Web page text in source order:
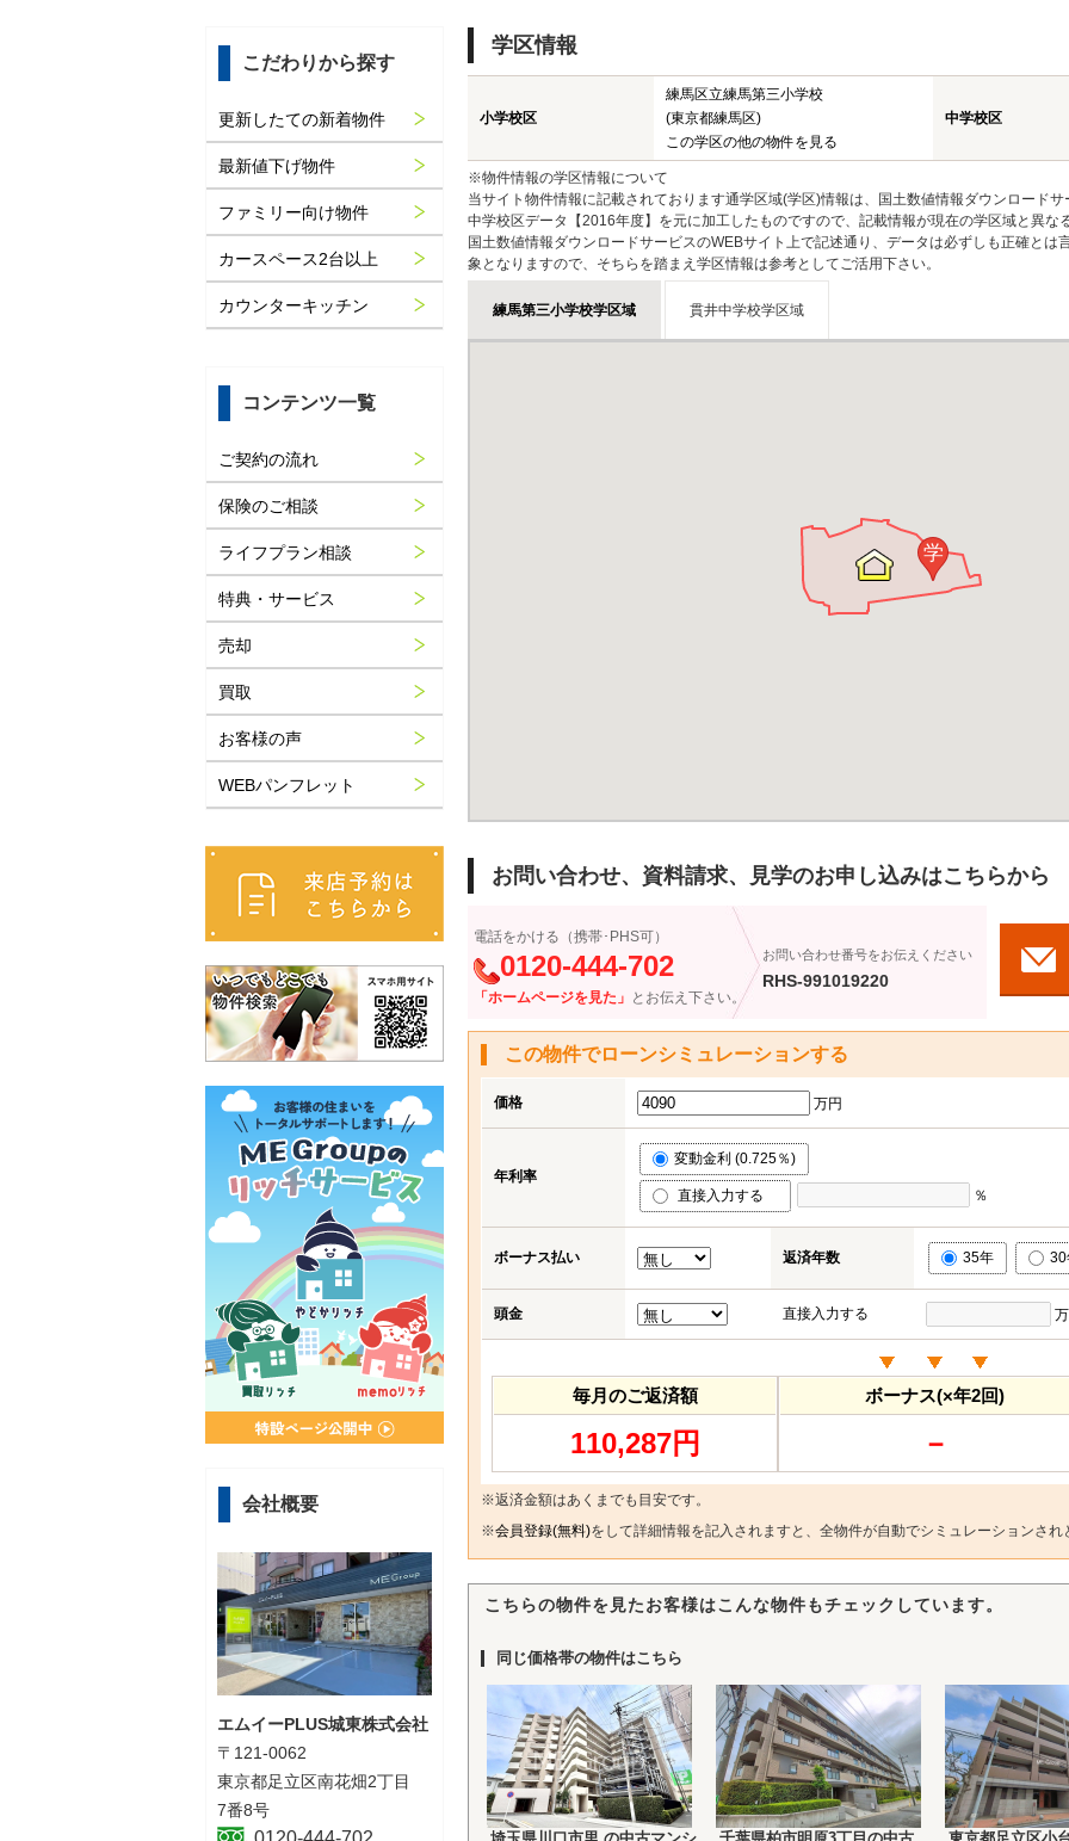
学区情報
小学校区
練馬区立練馬第三小学校
(東京都練馬区)
この学区の他の物件を見る
中学校区
※物件情報の学区情報について
当サイト物件情報に記載されております通学区域(学区)情報は、国土数値情報ダウンロード
中学校区データ【2016年度】を元に加工したものですので、記載情報が現在の学区域と異な
国土数値情報ダウンロードサービスのWEBサイト上で記述通り、データは必ずしも正確と
象となりますので、そちらを踏まえ学区情報は参考としてご活用下さい。
練馬第三小学校学区域 貫井中学校学区域
学
お問い合わせ、資料請求、見学のお申し込みはこちらから
電話をかける（携帯･PHS可）
0120-444-702
「ホームページを見た」 とお伝え下さい。
お問い合わせ番号をお伝えください
RHS-991019220
この物件でローンシミュレーションする
価格 万円
年利率
変動金利 (0.725％)
直接入力する ％
ボーナス払い 返済年数 35年 30
頭金 直接入力する
毎月のご返済額
110,287円
ボーナス(×年2回)
－
※返済金額はあくまでも目安です。
※会員登録(無料)をして詳細情報を記入されますと、全物件が自動でシミュレーションされ
こちらの物件を見たお客様はこんな物件もチェックしています。
同じ価格帯の物件はこちら
こだわりから探す
更新したての新着物件
最新値下げ物件
ファミリー向け物件
カースペース2台以上
カウンターキッチン
コンテンツ一覧
ご契約の流れ
保険のご相談
ライフプラン相談
特典・サービス
売却
買取
お客様の声
WEBパンフレット
会社概要
エムイーPLUS城東株式会社
〒121-0062
東京都足立区南花畑2丁目
7番8号